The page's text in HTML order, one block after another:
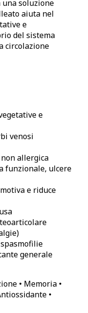
soluzione
aiuta nel
e
del sistema
circolazione
e
venosi
allergica
funzionale, ulcere
e riduce
generale
• Memoria •
•